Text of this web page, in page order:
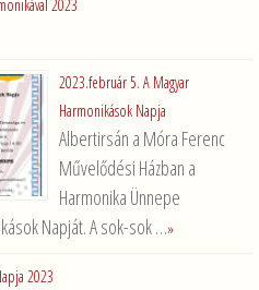
2023
2023.február 5. A Magyar
Harmonikások Napja
Albertirsán a Móra Ferenc
Művelődési Házban a
Harmonika Ünnepe
Napját. A sok-sok …»
2023